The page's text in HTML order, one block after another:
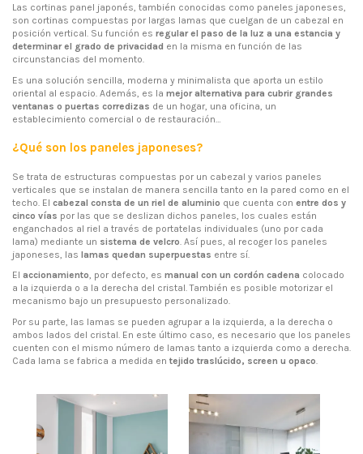
Las cortinas panel japonés, también conocidas como paneles japoneses,
son cortinas compuestas por largas lamas que cuelgan de un cabezal en
posición vertical. Su función es regular el paso de la luz a una estancia y
determinar el grado de privacidad en la misma en función de las
circunstancias del momento.
Es una solución sencilla, moderna y minimalista que aporta un estilo
oriental al espacio. Además, es la mejor alternativa para cubrir grandes
ventanas o puertas corredizas de un hogar, una oficina, un
establecimiento comercial o de restauración…
¿Qué son los paneles japoneses?
Se trata de estructuras compuestas por un cabezal y varios paneles
verticales que se instalan de manera sencilla tanto en la pared como en el
techo. El cabezal consta de un riel de aluminio que cuenta con entre dos y
cinco vías por las que se deslizan dichos paneles, los cuales están
enganchados al riel a través de portatelas individuales (uno por cada
lama) mediante un sistema de velcro . Así pues, al recoger los paneles
japoneses, las lamas quedan superpuestas entre sí.
El accionamiento, por defecto, es manual con un cordón cadena colocado
a la izquierda o a la derecha del cristal. También es posible motorizar el
mecanismo bajo un presupuesto personalizado.
Por su parte, las lamas se pueden agrupar a la izquierda, a la derecha o
ambos lados del cristal. En este último caso, es necesario que los paneles
cuenten con el mismo número de lamas tanto a izquierda como a derecha.
Cada lama se fabrica a medida en tejido traslúcido, screen u opaco